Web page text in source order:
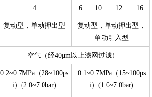
4 6 10 12 16
复动型，单动押出型
复动型，单动押出型，
单动引入型
空气（经40μm以上滤网过滤）
0.2~0.7MPa（28~100ps
i）(2.0~7.0bar)
0.1~0.7MPa（15~100ps
i）(1.0~7.0bar)